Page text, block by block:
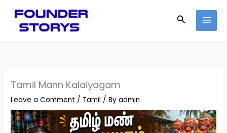
content
Search
Tamil Mann Kalaiyagam
Leave a Comment / Tamil / Byadmin